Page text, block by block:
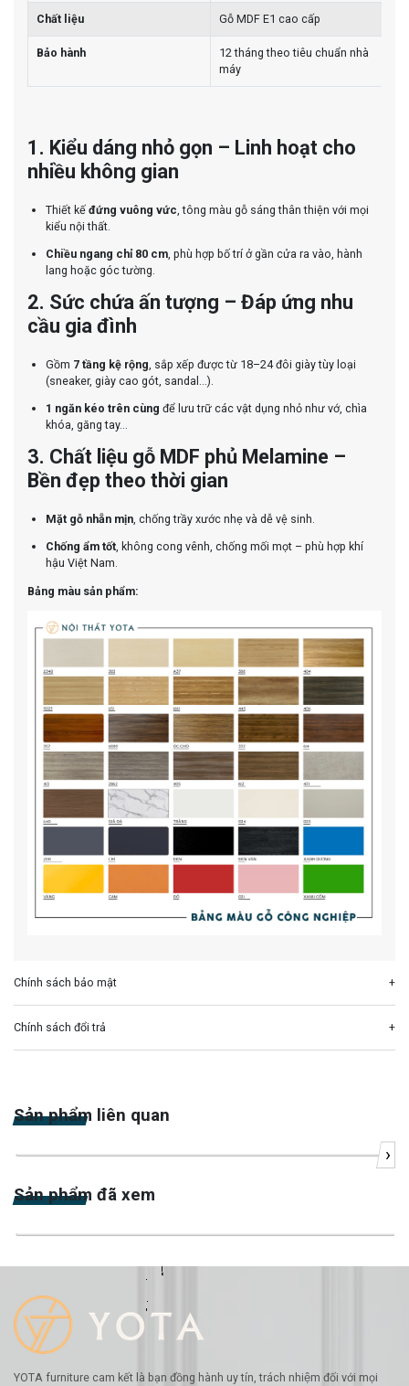
Chất liệu Gỗ MDF E1 cao cấp
Bảo hành
12 tháng theo tiêu chuẩn nhà
máy
1. Kiểu dáng nhỏ gọn – Linh hoạt cho
nhiều không gian
Thiết kế đứng vuông vức , tông màu gỗ sáng thân thiện với mọi
kiểu nội thất.
Chiều ngang chỉ 80 cm, phù hợp bố trí ở gần cửa ra vào, hành
lang hoặc góc tường.
2. Sức chứa ấn tượng – Đáp ứng nhu
cầu gia đình
Gồm 7 tầng kệ rộng , sắp xếp được từ 18–24 đôi giày tùy loại
(sneaker, giày cao gót, sandal...).
1 ngăn kéo trên cùng để lưu trữ các vật dụng nhỏ như vớ, chìa
khóa, găng tay...
3. Chất liệu gỗ MDF phủ Melamine –
Bền đẹp theo thời gian
Mặt gỗ nhẵn mịn , chống trầy xước nhẹ và dễ vệ sinh.
Chống ẩm tốt, không cong vênh, chống mối mọt – phù hợp khí
hậu Việt Nam.
Bảng màu sản phẩm:
Chính sách bảo mật
Chính sách đổi trả
Sản phẩm liên quan
›
Sản phẩm đã xem
YOTA furniture cam kết là bạn đồng hành uy tín, trách nhiệm đối với mọi